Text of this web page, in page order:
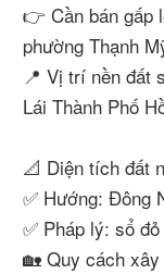
👉 Cần bán gấp
phường Thạnh
📍 Vị trí nền đất
Lái Thành Phố
📐 Diện tích đất
✅ Hướng: Đông
✅ Pháp lý: sổ
🏡 Quy cách